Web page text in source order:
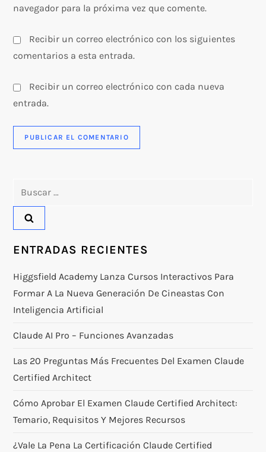
s
navegador para la próxima vez que comente.
Recibir un correo electrónico con los siguientes
comentarios a esta entrada.
Recibir un correo electrónico con cada nueva
entrada.
ENTRADAS RECIENTES
Higgsfield Academy Lanza Cursos Interactivos Para
Formar A La Nueva Generación De Cineastas Con
Inteligencia Artificial
Claude AI Pro – Funciones Avanzadas
Las 20 Preguntas Más Frecuentes Del Examen Claude
Certified Architect
Cómo Aprobar El Examen Claude Certified Architect:
Temario, Requisitos Y Mejores Recursos
¿Vale La Pena La Certificación Claude Certified